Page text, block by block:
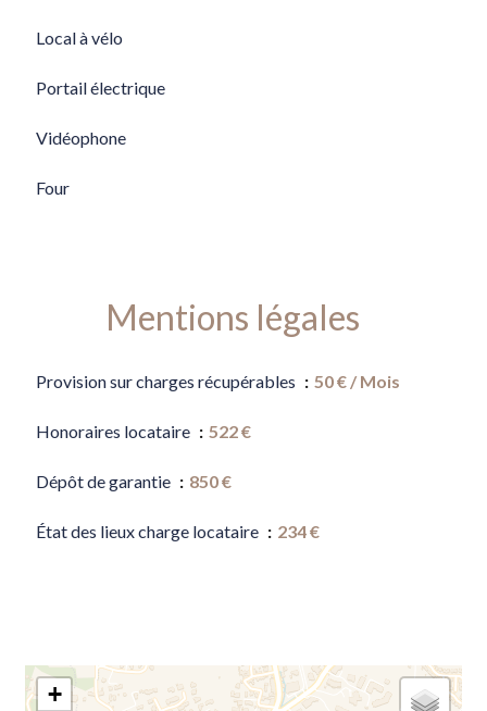
Local à vélo
Portail électrique
Vidéophone
Four
Mentions légales
Provision sur charges récupérables 50 € / Mois
Honoraires locataire 522 €
Dépôt de garantie 850 €
État des lieux charge locataire 234 €
+